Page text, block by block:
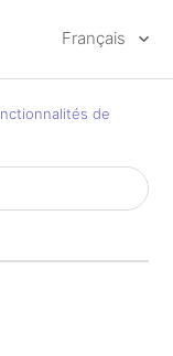
Français
de